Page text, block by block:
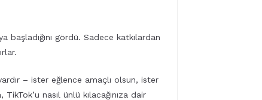
gördü. Sadece katkılardan
– ister eğlence amaçlı olsun, ister
nasıl ünlü kılacağınıza dair